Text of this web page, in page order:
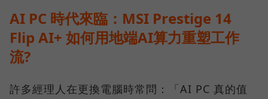
AI PC 時代來臨：MSI Prestige 14
Flip AI+ 如何用地端AI算力重塑工作
流?
許多經理人在更換電腦時常問：「AI PC 真的值